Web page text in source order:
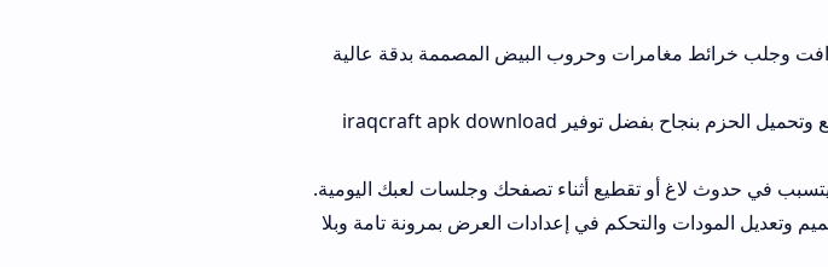
وحروب البيض المصممة بدقة عالية
يوفر دليلاً تفاعلياً مدمجاً وممتازاً يسهل عليك تتبع وتحميل الحزم بنجاح بفضل توفير iraqcraft apk download
أو تقطيع أثناء تصفحك وجلسات لعبك اليومية.
والتحكم في إعدادات العرض بمرونة تامة وبلا